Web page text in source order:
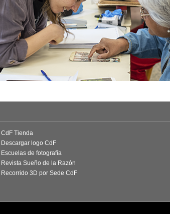
CdF Tienda
Descargar logo CdF
Escuelas de fotografía
Revista Sueño de la Razón
Recorrido 3D por Sede CdF